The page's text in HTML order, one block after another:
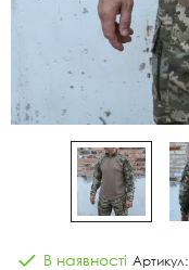
В наявності Артикул: